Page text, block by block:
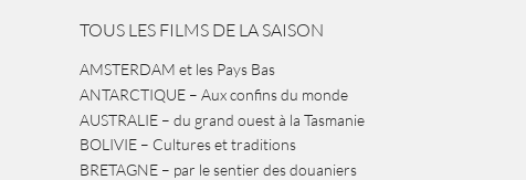
TOUS LES FILMS DE LA SAISON
AMSTERDAM et les Pays Bas
ANTARCTIQUE – Aux confins du monde
AUSTRALIE – du grand ouest à la Tasmanie
BOLIVIE – Cultures et traditions
BRETAGNE – par le sentier des douaniers